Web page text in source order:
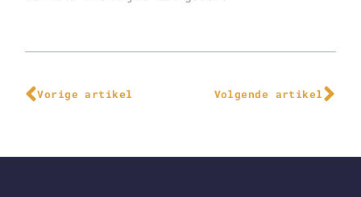
Vorige artikel Volgende artikel